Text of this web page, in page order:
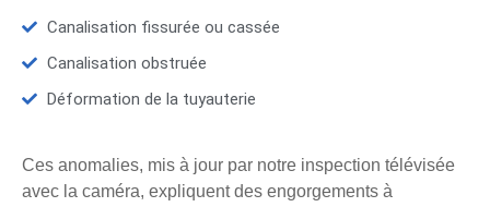
Canalisation fissurée ou cassée
Canalisation obstruée
Déformation de la tuyauterie
Ces anomalies, mis à jour par notre inspection télévisée
avec la caméra, expliquent des engorgements à